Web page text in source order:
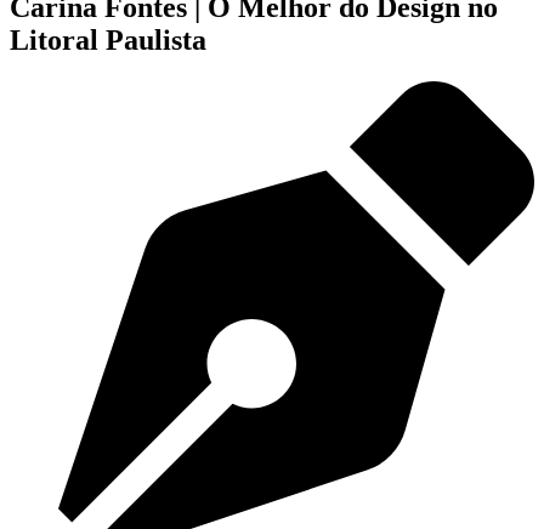
Carina Fontes | O Melhor do Design no
Litoral Paulista